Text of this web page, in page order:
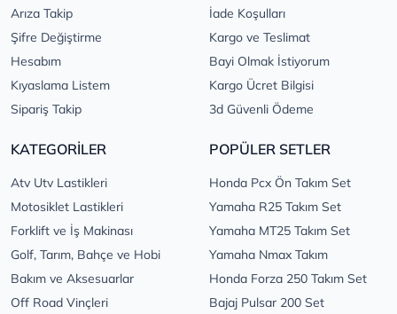
Arıza Takip
Şifre Değiştirme
Hesabım
Kıyaslama Listem
Sipariş Takip
İade Koşulları
Kargo ve Teslimat
Bayi Olmak İstiyorum
Kargo Ücret Bilgisi
3d Güvenli Ödeme
KATEGORİLER
Atv Utv Lastikleri
Motosiklet Lastikleri
Forklift ve İş Makinası
Golf, Tarım, Bahçe ve Hobi
Bakım ve Aksesuarlar
Off Road Vinçleri
POPÜLER SETLER
Honda Pcx Ön Takım Set
Yamaha R25 Takım Set
Yamaha MT25 Takım Set
Yamaha Nmax Takım
Honda Forza 250 Takım Set
Bajaj Pulsar 200 Set